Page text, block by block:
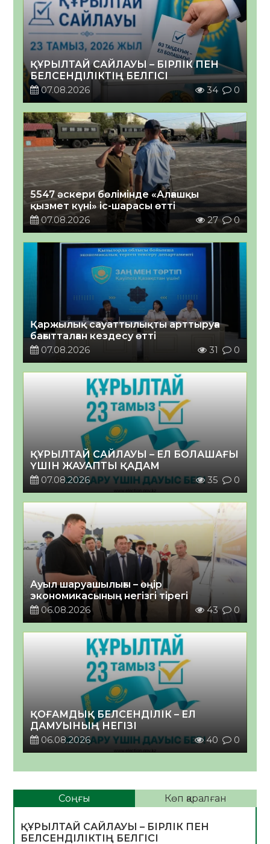
ҚҰРЫЛТАЙ САЙЛАУЫ – БІРЛІК ПЕН
БЕЛСЕНДІЛІКТІҢ БЕЛГІСІ
07.08.2026
34 0
5547 әскери бөлімінде «Алғашқы
қызмет күні» іс-шарасы өтті
07.08.2026
27 0
Қаржылық сауаттылықты арттыруға
бағытталған кездесу өтті
07.08.2026
31 0
ҚҰРЫЛТАЙ САЙЛАУЫ – ЕЛ БОЛАШАҒЫ
ҮШІН ЖАУАПТЫ ҚАДАМ
07.08.2026
35 0
Ауыл шаруашылығы – өңір
экономикасының негізгі тірегі
06.08.2026
43 0
ҚОҒАМДЫҚ БЕЛСЕНДІЛІК – ЕЛ
ДАМУЫНЫҢ НЕГІЗІ
06.08.2026
40 0
Соңғы Көп қаралған
ҚҰРЫЛТАЙ САЙЛАУЫ – БІРЛІК ПЕН
БЕЛСЕНДІЛІКТІҢ БЕЛГІСІ